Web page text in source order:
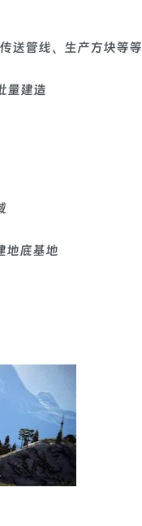
送管线、生产方块等等
量建造
地底基地